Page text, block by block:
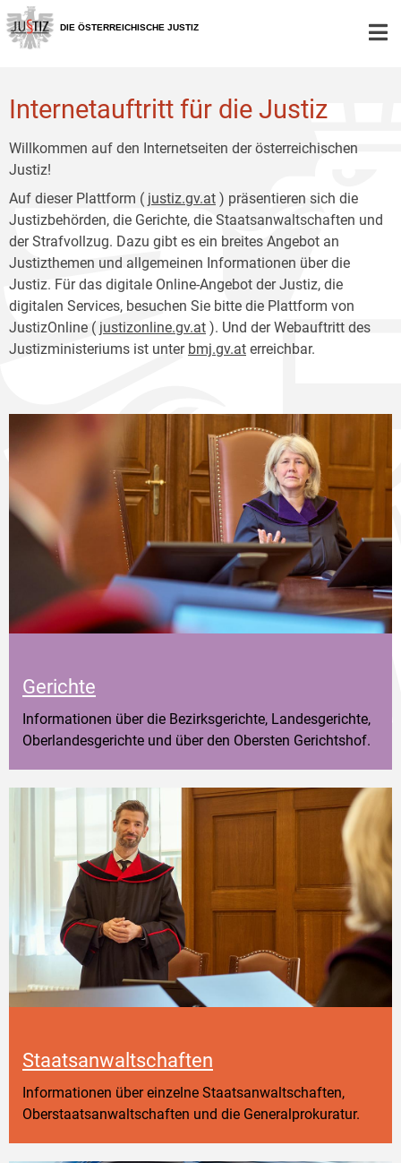
Zur
Hauptnavigation
[1]
Zum
Inhalt
[2]
DIE ÖSTERREICHISCHE JUSTIZ
Internetauftritt für die Justiz
Willkommen auf den Internetseiten der österreichischen
Justiz!
Auf dieser Plattform ( justiz.gv.at ) präsentieren sich die
Justizbehörden, die Gerichte, die Staatsanwaltschaften und
der Strafvollzug. Dazu gibt es ein breites Angebot an
Justizthemen und allgemeinen Informationen über die
Justiz. Für das digitale Online-Angebot der Justiz, die
digitalen Services, besuchen Sie bitte die Plattform von
JustizOnline ( justizonline.gv.at ). Und der Webauftritt des
Justizministeriums ist unter bmj.gv.at erreichbar.
Gerichte
Informationen über die Bezirksgerichte, Landesgerichte,
Oberlandesgerichte und über den Obersten Gerichtshof.
Staatsanwaltschaften
Informationen über einzelne Staatsanwaltschaften,
Oberstaatsanwaltschaften und die Generalprokuratur.